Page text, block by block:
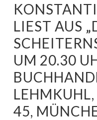
LIEST AUS
UM 20.30
45,